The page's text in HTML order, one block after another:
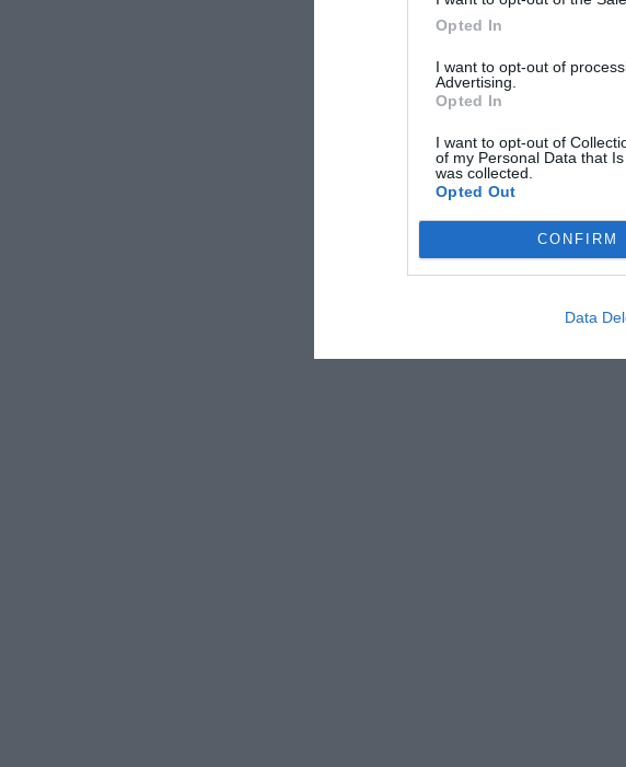
Opted In
I want to opt-out of
Advertising.
Opted In
I want to opt-out of
of my Personal Data that
was collected.
Opted Out
CONFIRM
Data